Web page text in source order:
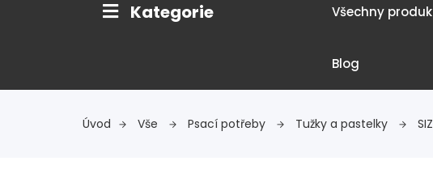
Kategorie Všechny
Blog
Úvod Vše Psací potřeby Tužky a pastelky